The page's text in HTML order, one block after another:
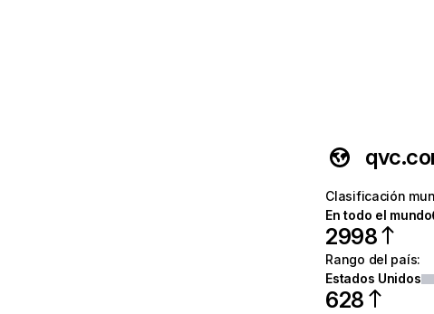
Clasificación
En todo el mundo
2998
Rango del país:
Estados Unidos
628